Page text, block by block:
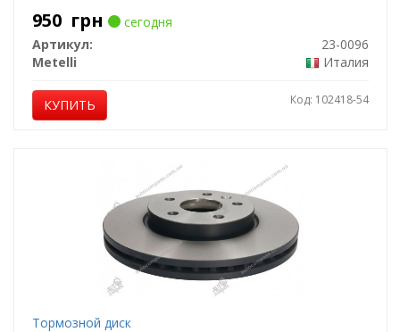
950 грн
сегодня
Артикул:
23-0096
Metelli
Италия
КУПИТЬ Код: 102418-54
Тормозной диск